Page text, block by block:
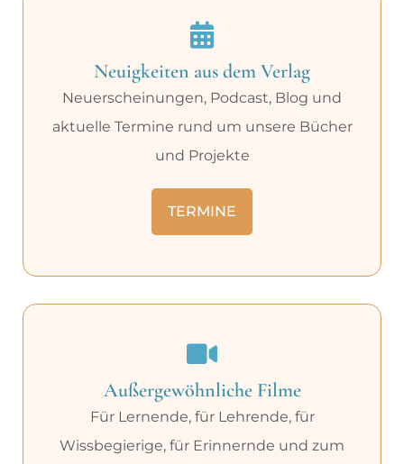
Neuigkeiten aus dem Verlag
Neuerscheinungen, Podcast, Blog und
aktuelle Termine rund um unsere Bücher
und Projekte
TERMINE
Außergewöhnliche Filme
Für Lernende, für Lehrende, für
Wissbegierige, für Erinnernde und zum